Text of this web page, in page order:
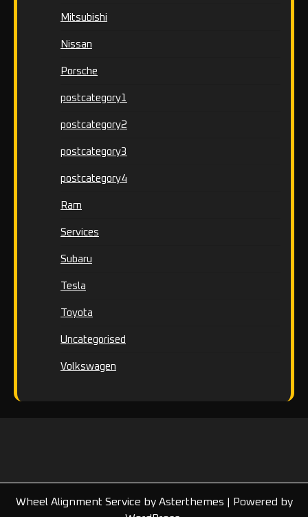
Mitsubishi
Nissan
Porsche
postcategory1
postcategory2
postcategory3
postcategory4
Ram
Services
Subaru
Tesla
Toyota
Uncategorised
Volkswagen
Wheel Alignment Service by Asterthemes | Powered by